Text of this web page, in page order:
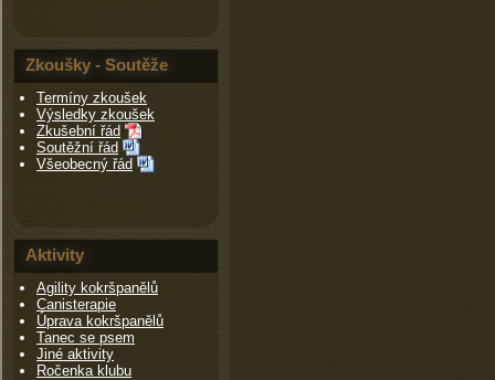
Zkoušky - Soutěže
Termíny zkoušek
Výsledky zkoušek
Zkušební řád
Soutěžní řád
Všeobecný řád
Aktivity
Agility kokršpanělů
Canisterapie
Úprava kokršpanělů
Tanec se psem
Jiné aktivity
Ročenka klubu